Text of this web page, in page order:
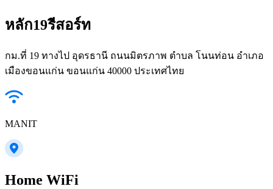
หลัก19รีสอร์ท
กม.ที่ 19 ทางไป อุดรธานี ถนนมิตรภาพ ตำบล โนนท่อน อำเภอ
เมืองขอนแก่น ขอนแก่น 40000 ประเทศไทย
MANIT
Home WiFi